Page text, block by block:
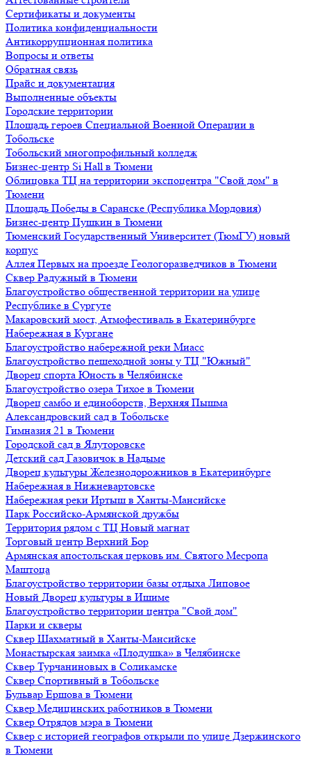
Сертификаты и документы
Политика конфиденциальности
Антикоррупционная политика
Вопросы и ответы
Обратная связь
Прайс и документация
Выполненные объекты
Городские территории
Площадь героев Специальной Военной Операции в
Тобольске
Тобольский многопрофильный колледж
Бизнес-центр Si Hall в Тюмени
Облицовка ТЦ на территории экспоцентра "Свой дом" в
Тюмени
Площадь Победы в Саранске (Республика Мордовия)
Бизнес-центр Пушкин в Тюмени
Тюменский Государственный Университет (ТюмГУ) новый
корпус
Аллея Первых на проезде Геологоразведчиков в Тюмени
Сквер Радужный в Тюмени
Благоустройство общественной территории на улице
Республике в Сургуте
Макаровский мост, Атмофестиваль в Екатеринбурге
Набережная в Кургане
Благоустройство набережной реки Миасс
Благоустройство пешеходной зоны у ТЦ "Южный"
Дворец спорта Юность в Челябинске
Благоустройство озера Тихое в Тюмени
Дворец самбо и единоборств, Верхняя Пышма
Александровский сад в Тобольске
Гимназия 21 в Тюмени
Городской сад в Ялуторовске
Детский сад Газовичок в Надыме
Дворец культуры Железнодорожников в Екатеринбурге
Набережная в Нижневартовске
Набережная реки Иртыш в Ханты-Мансийске
Парк Российско-Армянской дружбы
Территория рядом с ТЦ Новый магнат
Торговый центр Верхний Бор
Армянская апостольская церковь им. Святого Месропа
Маштоца
Благоустройство территории базы отдыха Липовое
Нoвый Двoрeц культуры в Ишимe
Благоустройство территории центра "Свой дом"
Парки и скверы
Сквер Шахматный в Ханты-Мансийске
Монастырская заимка «Плодушка» в Челябинске
Сквер Турчаниновых в Соликамске
Сквер Спортивный в Тобольске
Бульвар Ершова в Тюмени
Сквер Медицинских работников в Тюмени
Сквер Отрядов мэра в Тюмени
Сквер с историей географов открыли по улице Дзержинского
в Тюмени